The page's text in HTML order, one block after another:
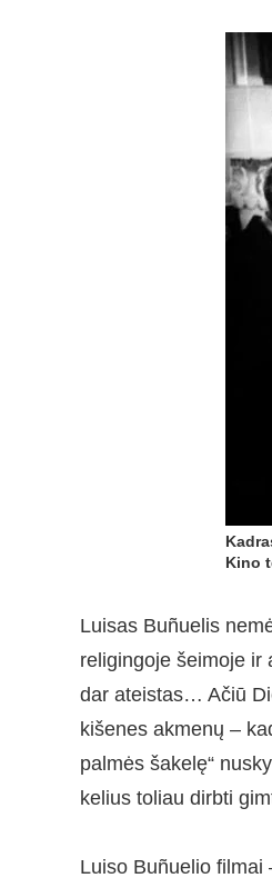
Kino
Luisas Buñuelis
religingoje šeimoje ir
dar ateistas… Ačiū
kišenes akmenų –
palmės šakelę“
kelius toliau dirbti
Luiso Buñuelio filmai